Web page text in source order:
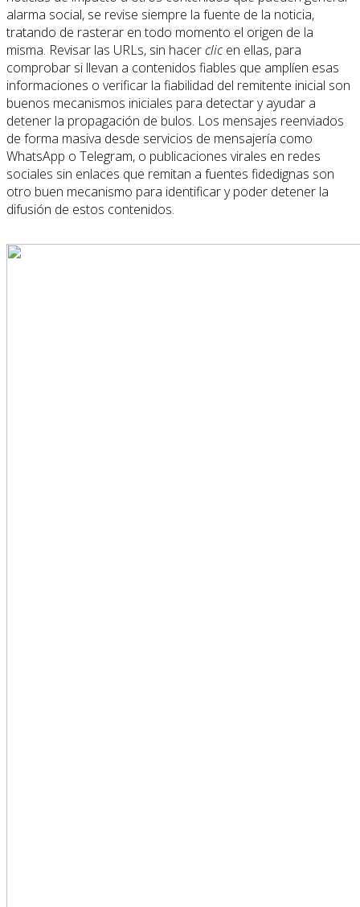
alarma social, se revise siempre la fuente de la noticia,
tratando de rasterar en todo momento el origen de la
misma. Revisar las URLs, sin hacerclicen ellas, para
comprobar si llevan a contenidos fiables que amplíen esas
informaciones o verificar la fiabilidad del remitente inicial son
buenos mecanismos iniciales para detectar y ayudar a
detener la propagación de bulos. Los mensajes reenviados
de forma masiva desde servicios de mensajería como
WhatsApp o Telegram, o publicaciones virales en redes
sociales sin enlaces que remitan a fuentes fidedignas son
otro buen mecanismo para identificar y poder detener la
difusión de estos contenidos.